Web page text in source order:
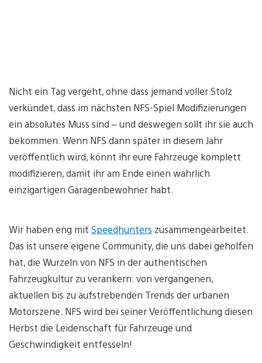
Nicht ein Tag vergeht, ohne dass jemand voller Stolz
verkündet, dass im nächsten NFS-Spiel Modifizierungen
ein absolutes Muss sind – und deswegen sollt ihr sie auch
bekommen. Wenn NFS dann später in diesem Jahr
veröffentlich wird, könnt ihr eure Fahrzeuge komplett
modifizieren, damit ihr am Ende einen wahrlich
einzigartigen Garagenbewohner habt.
Wir haben eng mit Speedhunters zusammengearbeitet.
Das ist unsere eigene Community, die uns dabei geholfen
hat, die Wurzeln von NFS in der authentischen
Fahrzeugkultur zu verankern: von vergangenen,
aktuellen bis zu aufstrebenden Trends der urbanen
Motorszene. NFS wird bei seiner Veröffentlichung diesen
Herbst die Leidenschaft für Fahrzeuge und
Geschwindigkeit entfesseln!